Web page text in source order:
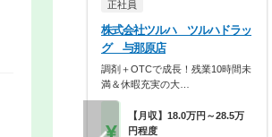
正社員
株式会社ツルハ ツルハドラッ
グ 与那原店
調剤＋OTCで成長！残業10時間未
満＆休暇充実の大…
【月収】18.0万円～28.5万
円程度